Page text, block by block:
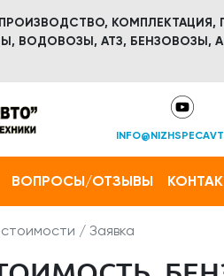
ВОДОВОЗЫ, АТЗ, БЕНЗОВОЗЫ,
ВОПРОСЫ/ОТЗЫВЫ
/ Заявка